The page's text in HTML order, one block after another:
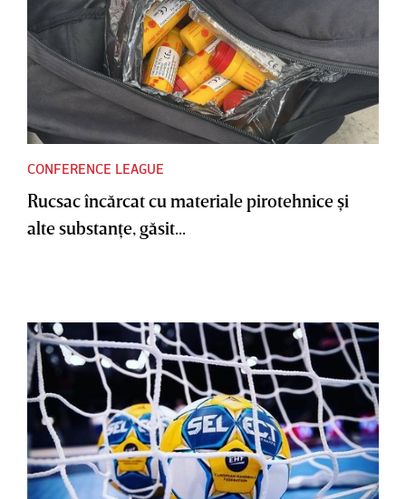
CONFERENCE LEAGUE
Rucsac încărcat cu materiale pirotehnice şi
alte substanţe, găsit...